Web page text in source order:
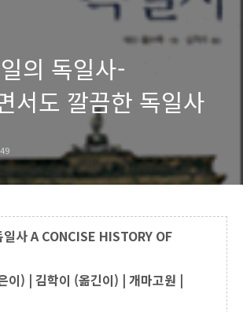
의 독일사-
서도 깔끔한 독일사
일사A CONCISE HISTORY OF
이) | 김학이 (옮긴이) | 개마고원 |